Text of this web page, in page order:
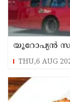
യൂറോപ്യന്‍
THU,6 AUG